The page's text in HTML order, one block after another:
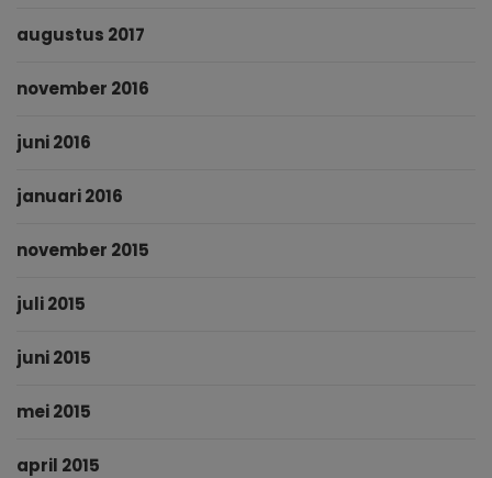
augustus 2017
november 2016
juni 2016
januari 2016
november 2015
juli 2015
juni 2015
mei 2015
april 2015